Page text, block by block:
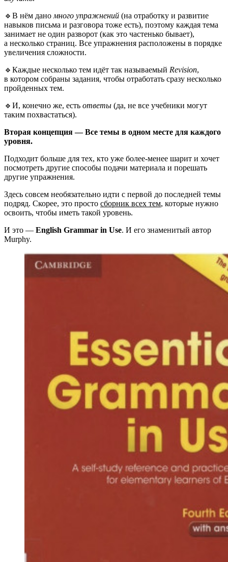
🔹В нём дано много упражнений (на отработку и развитие
навыков письма и разговора тоже есть), поэтому каждая тема
занимает не один разворот (как это частенько бывает),
а несколько страниц. Все упражнения расположены в порядке
увеличения сложности.
🔹Каждые несколько тем идёт так называемый Revision,
в котором собраны задания, чтобы отработать сразу несколько
пройденных тем.
🔹И, конечно же, есть ответы (да, не все учебники могут
таким похвастаться).
Вторая концепция — Все темы в одном месте для каждого
уровня.
Подходит больше для тех, кто уже более‑менее шарит и хочет
посмотреть другие способы подачи материала и порешать
другие упражнения.
Здесь совсем необязательно идти с первой до последней темы
подряд. Скорее, это просто сборник всех тем, которые нужно
освоить, чтобы иметь такой уровень.
И это — English Grammar in Use. И его знаменитый автор
Murphy.